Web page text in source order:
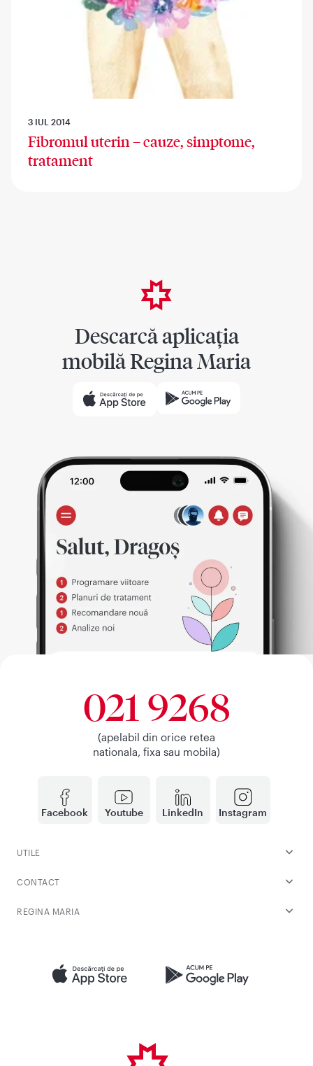
3 IUL 2014
Fibromul uterin – cauze, simptome,
tratament
Descarcă aplicația
mobilă Regina Maria
Facebook Youtube LinkedIn Instagram
021 9268
(apelabil din orice retea
nationala, fixa sau mobila)
UTILE
CONTACT
REGINA MARIA